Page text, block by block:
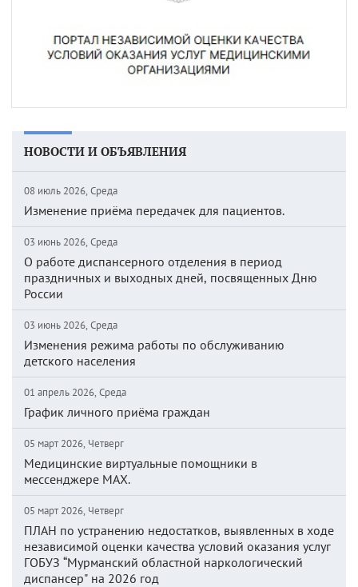
НОВОСТИ И ОБЪЯВЛЕНИЯ
08 июль 2026, Среда
Изменение приёма передачек для пациентов.
03 июнь 2026, Среда
О работе диспансерного отделения в период
праздничных и выходных дней, посвященных Дню
России
03 июнь 2026, Среда
Изменения режима работы по обслуживанию
детского населения
01 апрель 2026, Среда
График личного приёма граждан
05 март 2026, Четверг
Медицинские виртуальные помощники в
мессенджере MAX.
05 март 2026, Четверг
ПЛАН по устранению недостатков, выявленных в ходе
независимой оценки качества условий оказания услуг
ГОБУЗ “Мурманский областной наркологический
диспансер" на 2026 год